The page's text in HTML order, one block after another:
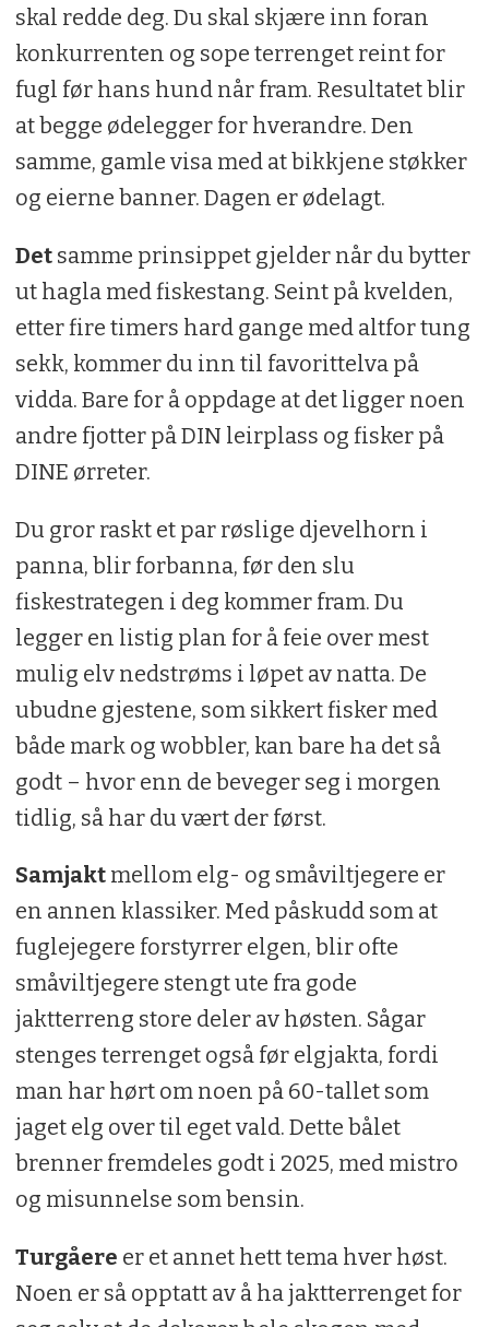
skal redde deg. Du skal skjære inn foran
konkurrenten og sope terrenget reint for
fugl før hans hund når fram. Resultatet blir
at begge ødelegger for hverandre. Den
samme, gamle visa med at bikkjene støkker
og eierne banner. Dagen er ødelagt.
Detsamme prinsippet gjelder når du bytter
ut hagla med fiskestang. Seint på kvelden,
etter fire timers hard gange med altfor tung
sekk, kommer du inn til favorittelva på
vidda. Bare for å oppdage at det ligger noen
andre fjotter på DIN leirplass og fisker på
DINE ørreter.
Du gror raskt et par røslige djevelhorn i
panna, blir forbanna, før den slu
fiskestrategen i deg kommer fram. Du
legger en listig plan for å feie over mest
mulig elv nedstrøms i løpet av natta. De
ubudne gjestene, som sikkert fisker med
både mark og wobbler, kan bare ha det så
godt – hvor enn de beveger seg i morgen
tidlig, så har du vært der først.
Samjaktmellom elg- og småviltjegere er
en annen klassiker. Med påskudd som at
fuglejegere forstyrrer elgen, blir ofte
småviltjegere stengt ute fra gode
jaktterreng store deler av høsten. Sågar
stenges terrenget også før elgjakta, fordi
man har hørt om noen på 60-tallet som
jaget elg over til eget vald. Dette bålet
brenner fremdeles godt i 2025, med mistro
og misunnelse som bensin.
Turgåere er et annet hett tema hver høst.
Noen er så opptatt av å ha jaktterrenget for